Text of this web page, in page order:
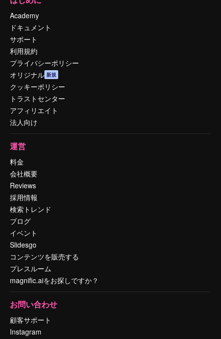
Academy
ドキュメント
サポート
利用規約
プライバシーポリシー
オリジナル 新規
クッキーポリシー
トラストセンター
アフィリエイト
法人向け
運営
料金
会社概要
Reviews
採用情報
検索トレンド
ブログ
イベント
Slidesgo
コンテンツを販売する
プレスルーム
magnific.aiをお探しですか？
お問い合わせ
顧客サポート
Instagram